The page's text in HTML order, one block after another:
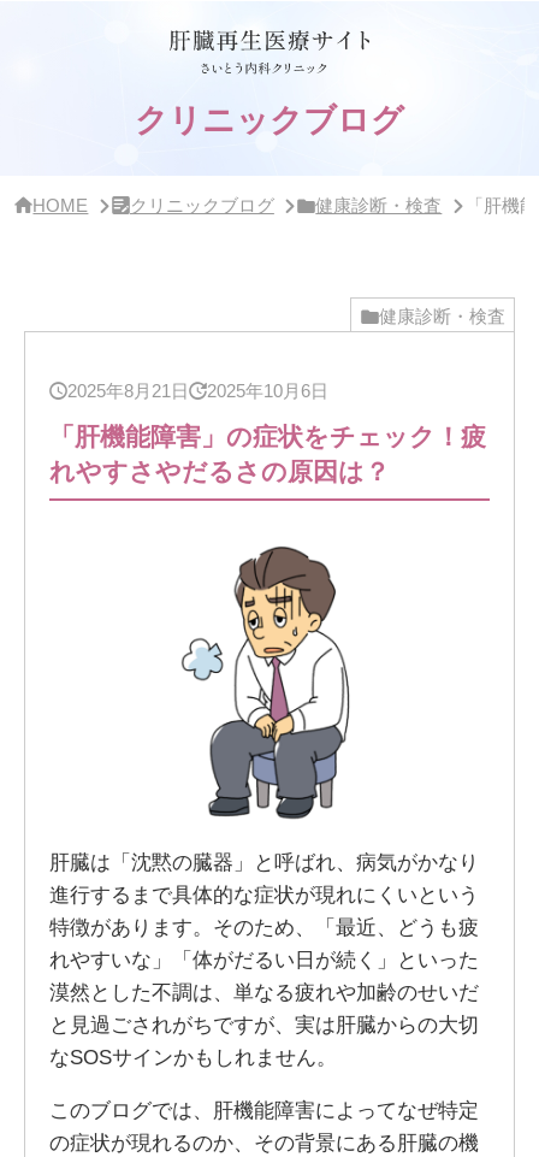
クリニックブログ
HOME クリニックブログ 健康診断・検査 「肝機
健康診断・検査
2025年8月21日 2025年10月6日
「肝機能障害」の症状をチェック！疲
れやすさやだるさの原因は？
肝臓は「沈黙の臓器」と呼ばれ、病気がかなり
進行するまで具体的な症状が現れにくいという
特徴があります。そのため、「最近、どうも疲
れやすいな」「体がだるい日が続く」といった
漠然とした不調は、単なる疲れや加齢のせいだ
と見過ごされがちですが、実は肝臓からの大切
なSOSサインかもしれません。
このブログでは、肝機能障害によってなぜ特定
の症状が現れるのか、その背景にある肝臓の機